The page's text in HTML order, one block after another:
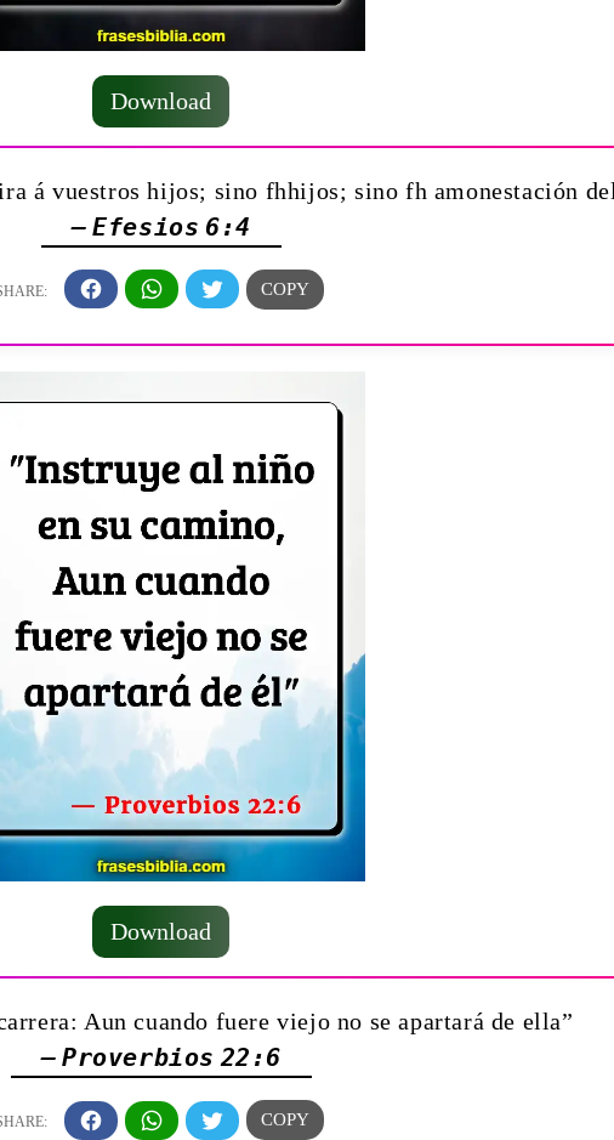
Download
á vuestros hijos; sino fhhijos; sino fh amonestación
— Efesios 6:4
Download
Aun cuando fuere viejo no se apartará de ella”
— Proverbios 22:6